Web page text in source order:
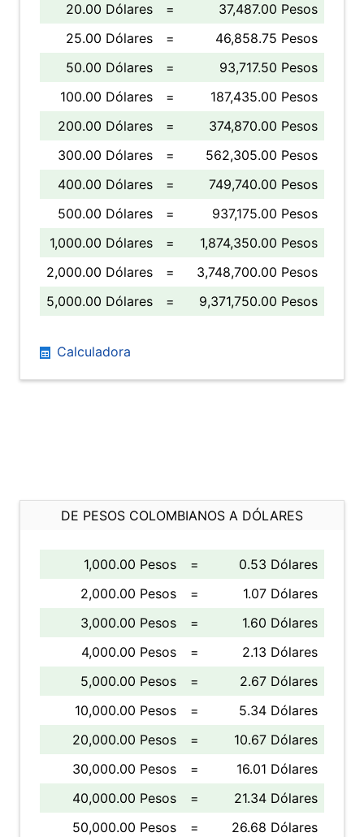
20.00 Dólares
=
37,487.00 Pesos
25.00 Dólares
=
46,858.75 Pesos
50.00 Dólares
=
93,717.50 Pesos
100.00 Dólares
=
187,435.00 Pesos
200.00 Dólares
=
374,870.00 Pesos
300.00 Dólares
=
562,305.00 Pesos
400.00 Dólares
=
749,740.00 Pesos
500.00 Dólares
=
937,175.00 Pesos
1,000.00 Dólares
=
1,874,350.00 Pesos
2,000.00 Dólares
=
3,748,700.00 Pesos
5,000.00 Dólares
= 9,371,750.00 Pesos
Calculadora
DE PESOS COLOMBIANOS A DÓLARES
1,000.00 Pesos =
0.53 Dólares
2,000.00 Pesos
=
1.07 Dólares
3,000.00 Pesos
=
1.60 Dólares
4,000.00 Pesos
=
2.13 Dólares
5,000.00 Pesos
=
2.67 Dólares
10,000.00 Pesos
=
5.34 Dólares
20,000.00 Pesos
=
10.67 Dólares
30,000.00 Pesos
=
16.01 Dólares
40,000.00 Pesos
=
21.34 Dólares
50,000.00 Pesos
= 26.68 Dólares